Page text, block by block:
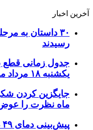
آخرین اخبار
۳۰ داستان به
رسیدند
جدول زمانی قطع
یکشنبه ۱۸ مرداد منتشر شد
جایگزین کردن
ماه نظرت را
پیش‌بینی دمای ۴۹ درجه و شرجی در خوزستان